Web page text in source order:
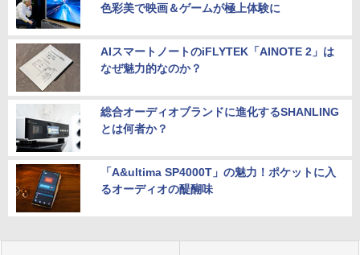
色彩美で映画＆ゲームが極上体験に
AIスマートノートのiFLYTEK「AINOTE 2」は
なぜ魅力的なのか？
総合オーディオブランドに進化するSHANLING
とは何者か？
「A&ultima SP4000T」の魅力！ポケットに入
るオーディオの醍醐味